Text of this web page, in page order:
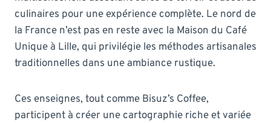
culinaires pour une expérience complète. Le nord de
la France n’est pas en reste avec la Maison du Café
Unique à Lille, qui privilégie les méthodes artisanales
traditionnelles dans une ambiance rustique.
Ces enseignes, tout comme Bisuz’s Coffee,
participent à créer une cartographie riche et variée